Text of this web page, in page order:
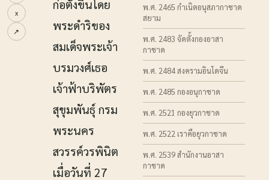
x
↗
ก่อตั้งขึ้นโดย
พระดำริของ
สมเด็จพระเจ้า
บรมวงศ์เธอ
เจ้าฟ้าบริพัตร
สุขุมพันธุ์ กรม
พระนคร
สวรรค์วรพินิต
เมื่อวันที่ 27
พ.ศ. 2465 กำเนิดอนุสภากาชาด
สยาม
พ.ศ. 2483 จัดตั้งกองอาสา
กาชาด
พ.ศ. 2484 สงครามอินโดจีน
พ.ศ. 2485 กองอนุกาชาด
พ.ศ. 2521 กองยุวกาชาด
พ.ศ. 2522 เราคือยุวกาชาด
พ.ศ. 2539 สำนักงานอาสา
กาชาด